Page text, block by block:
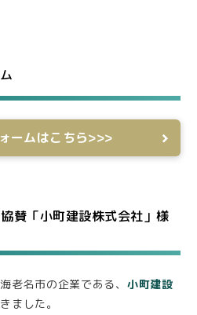
ームはこちら>>>
賛「小町建設株式会社」様
老名市の企業である、 小町建設
ました。